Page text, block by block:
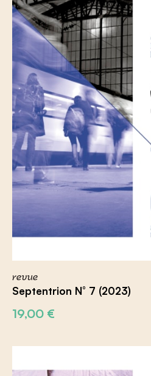
revue
Septentrion N° 7 (2023)
19,00 €